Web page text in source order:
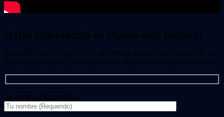
¿Estas interesado/a en alquilar esta película?
Si quieres saber si la película que deseas alquilar está disponible, por
favor, contáctanos. Luego, podrás recogerla en nuestra tienda física.
Tu nombre (Requerido)